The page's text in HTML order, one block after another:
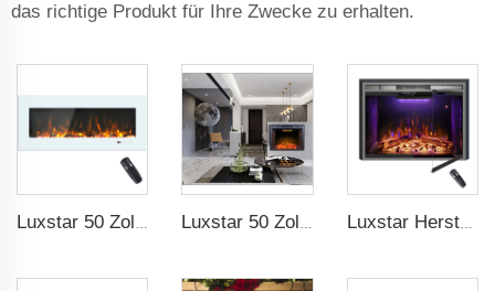
das richtige Produkt für Ihre Zwecke zu erhalten.
Luxstar 50 Zoll Weiß Elektrisches Feuerplatzheizgerät Wandmontierter Feuerplatz Nicht für Einbauten Berührungsschirm Fernbedienung Heimheizer Luxstar 50 Zoll Elektrischer Kamin mit einstellbarer Flamme und obere Lichtfarben Einbauwandkamin Luxstar Herstellung Heimlicher Kamin-Einbau Heizer 3 Farben Flamme Option mit echtem Holzfeuer Effekt